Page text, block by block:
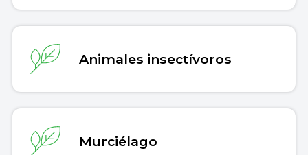
Animales insectívoros
Murciélago